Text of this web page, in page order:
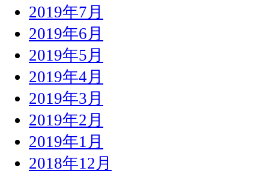
2019年7月
2019年6月
2019年5月
2019年4月
2019年3月
2019年2月
2019年1月
2018年12月